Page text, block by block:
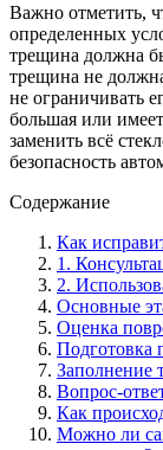
Важно отметить,
определенных
трещина должна
трещина не
не ограничивать
большая или
заменить всё
безопасность
Содержание
Как
1.
2.
Основные
Оценка
Подготовка
Заполнение
Вопрос-
Как
Можно ли